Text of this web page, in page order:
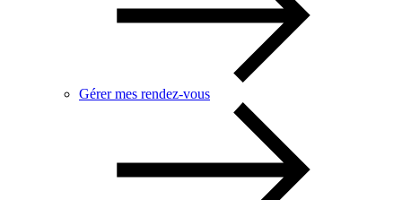
Gérer mes rendez-vous